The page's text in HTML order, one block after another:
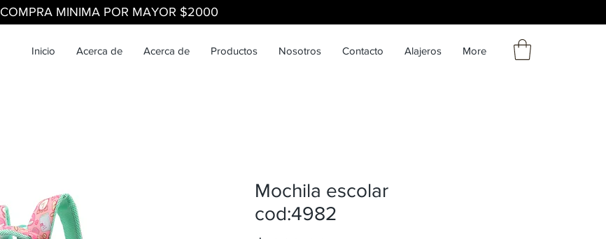
COMPRA MINIMA POR MAYOR $2000
Inicio Acerca de Acerca de Productos Nosotros Contacto Alajeros More
Mochila escolar
cod:4982